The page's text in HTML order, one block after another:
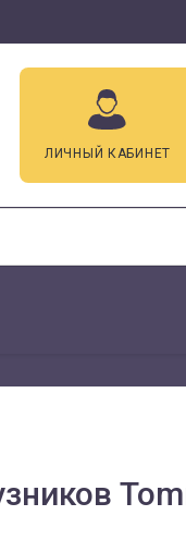
ЛИЧНЫЙ КАБИНЕТ